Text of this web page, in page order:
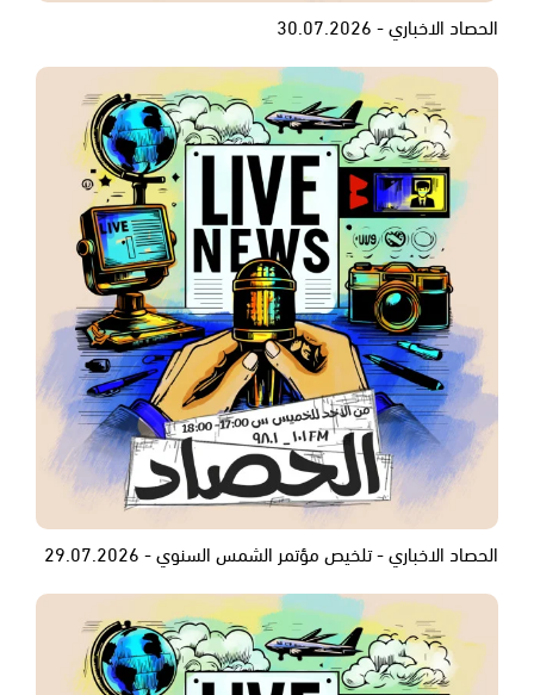
الحصاد الاخباري - 30.07.2026
الحصاد الاخباري - تلخيص مؤتمر الشمس السنوي - 29.07.2026